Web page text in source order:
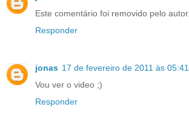
Este comentário foi removido pelo autor.
Responder
jonas 17 de fevereiro de 2011 às 05:41
Vou ver o video ;)
Responder